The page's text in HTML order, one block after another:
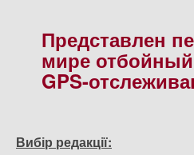
Представлен
мире
GPS-
Вибір редакції: